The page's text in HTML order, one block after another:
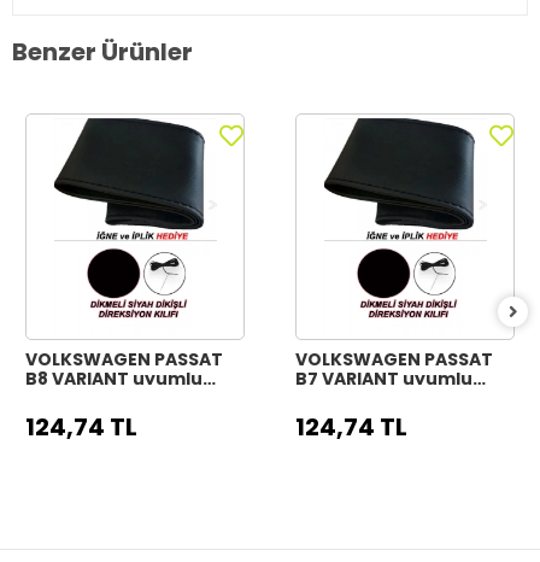
Benzer Ürünler
VOLKSWAGEN PASSAT
B8 VARIANT uyumlu
direksiyon kılıfı siyah
dikiş
124,74 TL
VOLKSWAGEN PASSAT
B7 VARIANT uyumlu
direksiyon kılıfı siyah
dikiş
124,74 TL